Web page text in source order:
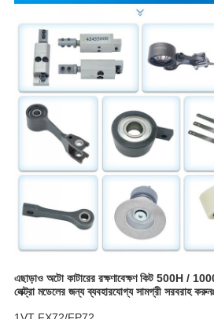
এছাড়াও অটো কাটারের রক্ষণাবেক্ষণ কিট 500H /
লেক্ট্রা মডেলের জন্য ব্যবহারযোগ্য সামগ্রী সরবরাহ করুনঃ